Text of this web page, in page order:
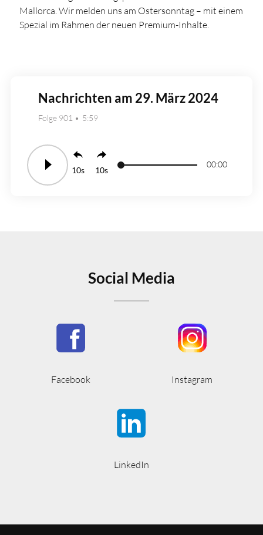
Mallorca. Wir melden uns am Ostersonntag – mit einem
Spezial im Rahmen der neuen Premium-Inhalte.
Nachrichten am 29. März 2024
Folge 901 5:59
10 10
00:00
Social Media
Facebook Instagram
LinkedIn